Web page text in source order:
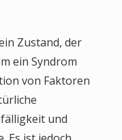
Zustand, der
ein Syndrom
von Faktoren
und